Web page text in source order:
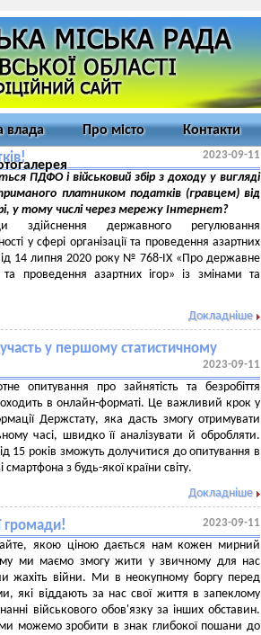
влада Про місто Контакти
2023-09-11
ПДФО і військовий збір з доходу у вигляді
платником податків (гравцем) від
у тому числі через мережу Інтернет?
здійснення державного регулювання
у сфері організації та проведення азартних
14 липня 2020 року № 768-IX «Про державне
та проведення азартних ігор» із змінами та
Докладніше
у першому статистичному
2023-09-11
опитування про зайнятість та безробіття
в онлайн-форматі. Це важливий крок у
Держстату, яка дасть змогу отримувати
часі, швидко її аналізувати й обробляти.
15 років зможуть долучитися до опитування в
смартфона з будь-якої країни світу.
Докладніше
громади! 2023-09-11
якою ціною дається нам кожен мирний
ми маємо змогу жити у звичному для нас
жахіть війни. Ми в неокупному боргу перед
які віддають за нас свої життя в запеклому
військового обов'язку за інших обставин.
можемо зробити в знак глибокої пошани до